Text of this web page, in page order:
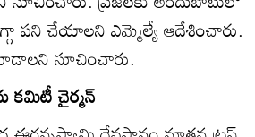
పని చేయాలని ఎమ్మెల్యే ఆదేశించారు.
సూచించారు.
కమిటీ చైర్మన్‌